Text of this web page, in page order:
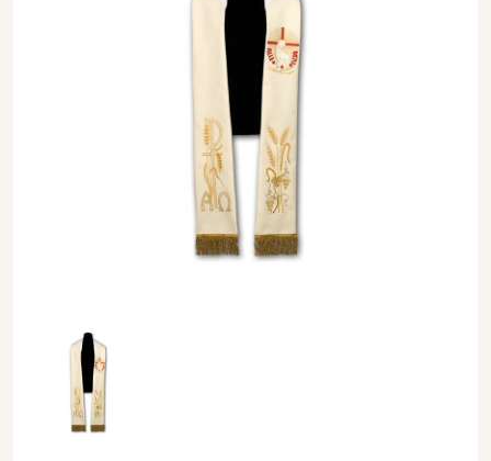
Stuła kapłańska wielkanocna - haftowana (218) -